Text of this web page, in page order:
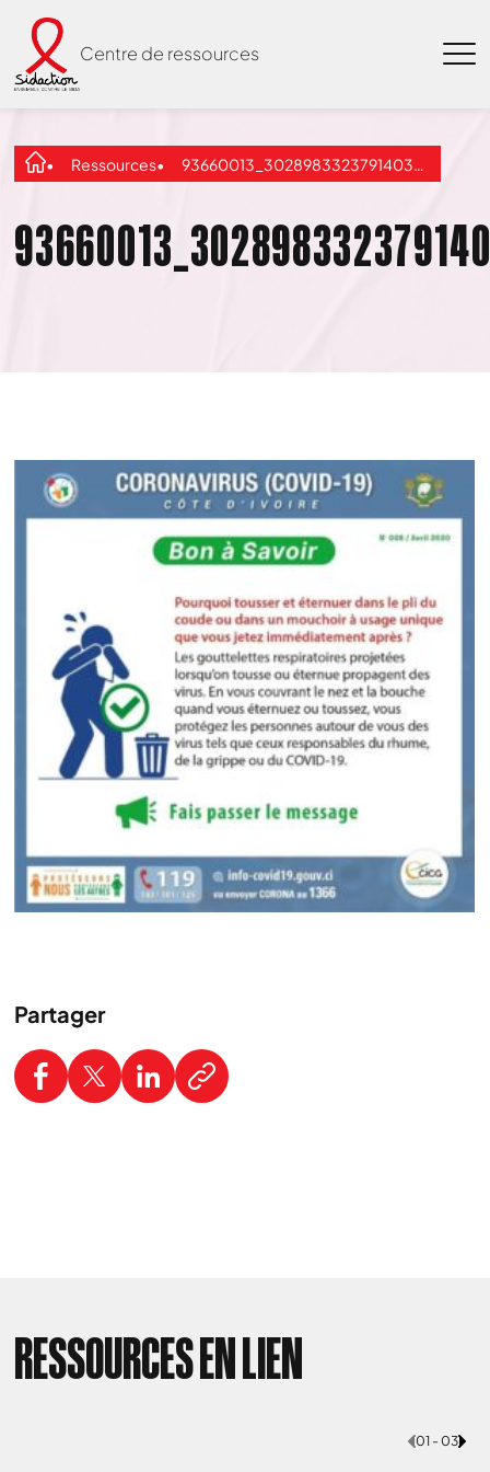
Centre de ressources
Ressources 93660013_3028983323791403_678461539774103552_o
Partager
RESSOURCES EN LIEN
01 - 03